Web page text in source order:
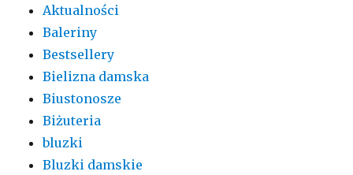
Aktualności
Baleriny
Bestsellery
Bielizna damska
Biustonosze
Biżuteria
bluzki
Bluzki damskie